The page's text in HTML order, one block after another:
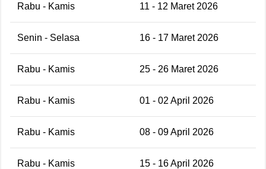
Rabu - Kamis 11 - 12 Maret 2026
Senin - Selasa 16 - 17 Maret 2026
Rabu - Kamis 25 - 26 Maret 2026
Rabu - Kamis 01 - 02 April 2026
Rabu - Kamis 08 - 09 April 2026
Rabu - Kamis 15 - 16 April 2026